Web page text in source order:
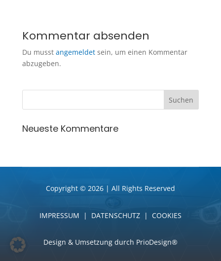
Kommentar absenden
Du musst angemeldetsein, um einen Kommentar
abzugeben.
Neueste Kommentare
Copyright © 2026 | All Rights Reserved
IMPRESSUM | DATENSCHUTZ| COOKIES
Design & Umsetzung durch PrioDesign®